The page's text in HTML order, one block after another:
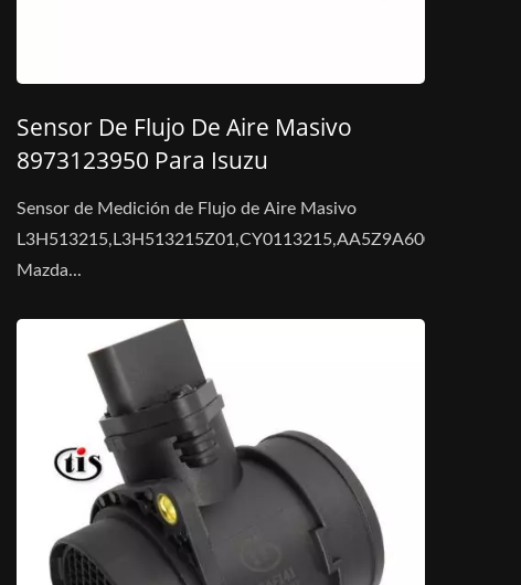
Sensor De Flujo De Aire Masivo
8973123950 Para Isuzu
Sensor de Medición de Flujo de Aire Masivo
L3H513215,L3H513215Z01,CY0113215,AA5Z9A600A
Mazda...